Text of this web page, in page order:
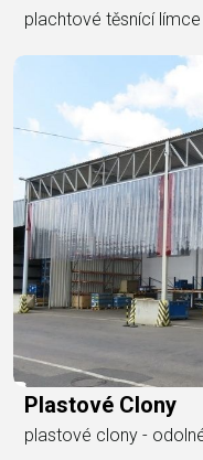
plachtové těsnící
Plastové Clony
plastové clony -